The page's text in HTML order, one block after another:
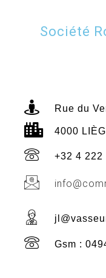
Société
Rue du
4000
+32 4 222
Gsm :